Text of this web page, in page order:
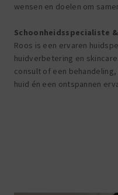
wensen en doelen om
Schoonheidsspecialiste
Roos is een ervaren
huidverbetering en
consult of een
huid én een ontspannen